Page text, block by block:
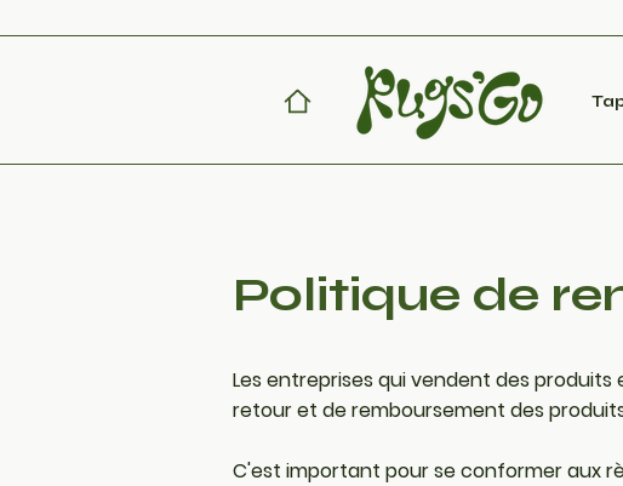
Politique de
Les entreprises qui vendent des
retour et de remboursement des
C'est important pour se conformer aux